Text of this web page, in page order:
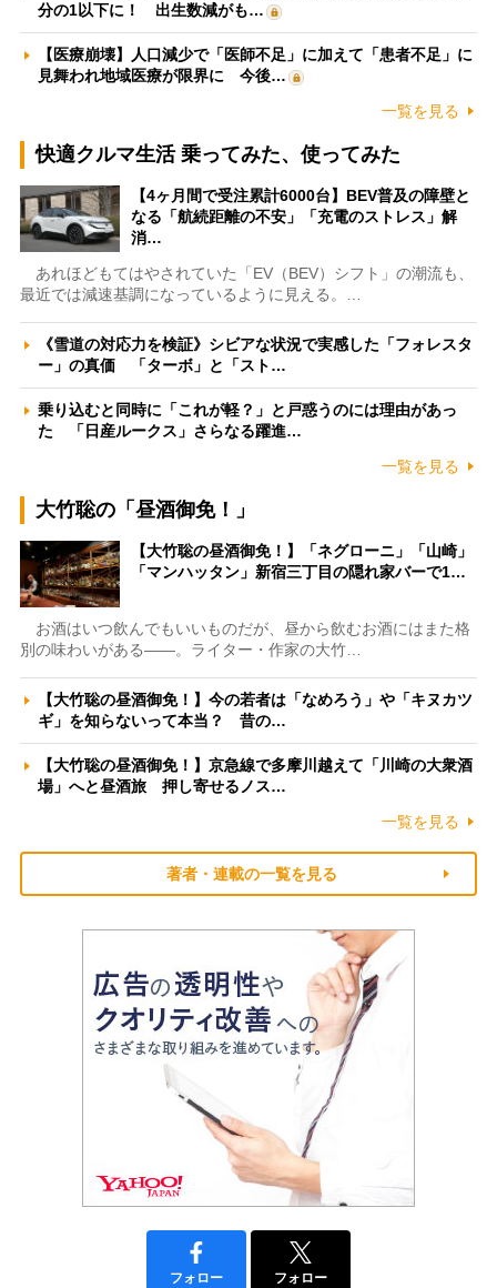
分の1以下に！ 出生数減がも…
【医療崩壊】人口減少で「医師不足」に加えて「患者不足」に
見舞われ地域医療が限界に 今後…
一覧を見る
快適クルマ生活 乗ってみた、使ってみた
【4ヶ月間で受注累計6000台】BEV普及の障壁と
なる「航続距離の不安」「充電のストレス」解
消…
あれほどもてはやされていた「EV（BEV）シフト」の潮流も、
最近では減速基調になっているように見える。…
《雪道の対応力を検証》シビアな状況で実感した「フォレスタ
ー」の真価 「ターボ」と「スト…
乗り込むと同時に「これが軽？」と戸惑うのには理由があっ
た 「日産ルークス」さらなる躍進…
一覧を見る
大竹聡の「昼酒御免！」
【大竹聡の昼酒御免！】「ネグローニ」「山崎」
「マンハッタン」新宿三丁目の隠れ家バーで1…
お酒はいつ飲んでもいいものだが、昼から飲むお酒にはまた格
別の味わいがある――。ライター・作家の大竹…
【大竹聡の昼酒御免！】今の若者は「なめろう」や「キヌカツ
ギ」を知らないって本当？ 昔の…
【大竹聡の昼酒御免！】京急線で多摩川越えて「川崎の大衆酒
場」へと昼酒旅 押し寄せるノス…
一覧を見る
著者・連載の一覧を見る
フォロー フォロー